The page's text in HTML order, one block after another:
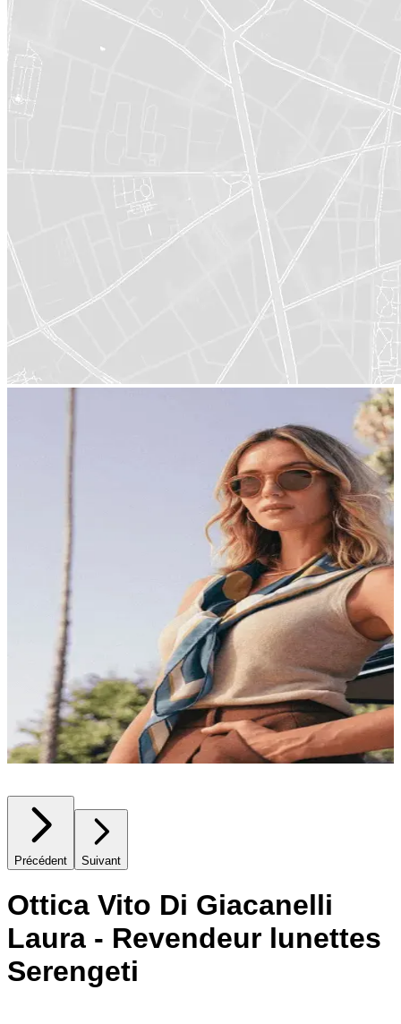
Précédent Suivant
Ottica Vito Di Giacanelli
Laura - Revendeur lunettes
Serengeti